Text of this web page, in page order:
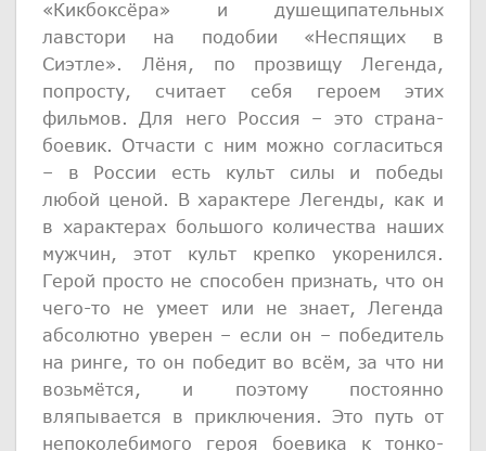
«Кикбоксёра» и душещипательных
лавстори на подобии «Неспящих в
Сиэтле». Лёня, по прозвищу Легенда,
попросту, считает себя героем этих
фильмов. Для него Россия – это страна-
боевик. Отчасти с ним можно согласиться
– в России есть культ силы и победы
любой ценой. В характере Легенды, как и
в характерах большого количества наших
мужчин, этот культ крепко укоренился.
Герой просто не способен признать, что он
чего-то не умеет или не знает, Легенда
абсолютно уверен – если он – победитель
на ринге, то он победит во всём, за что ни
возьмётся, и поэтому постоянно
вляпывается в приключения. Это путь от
непоколебимого героя боевика к тонко-